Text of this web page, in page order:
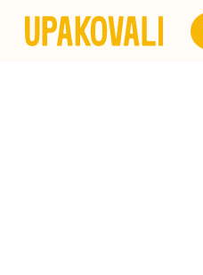
Позвонить